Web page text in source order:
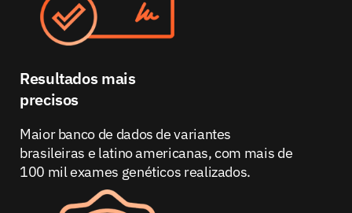
Resultados mais
precisos
Maior banco de dados de variantes
brasileiras e latino americanas, com mais de
100 mil exames genéticos realizados.